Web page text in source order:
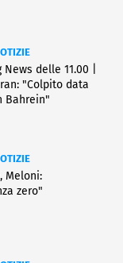
delle 11.00 |
"Colpito data
Bahrein"
Meloni:
zero"